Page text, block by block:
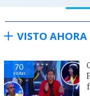
VISTO AHORA
70
visitas